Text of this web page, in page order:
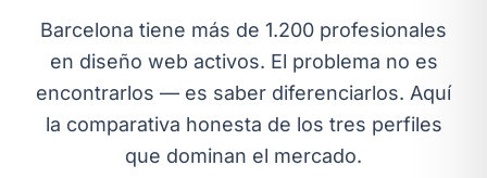
Barcelona tiene más de 1.200 profesionales
en diseño web activos. El problema no es
encontrarlos — es saber diferenciarlos. Aquí
la comparativa honesta de los tres perfiles
que dominan el mercado.